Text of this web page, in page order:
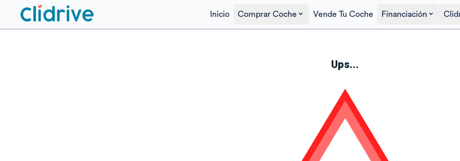
Inicio Comprar Coche Vende Tu Coche Financiación
Ups...